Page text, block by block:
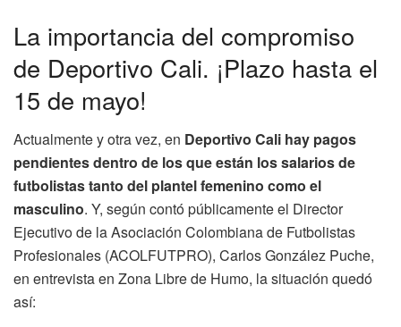
La importancia del compromiso
de Deportivo Cali. ¡Plazo hasta el
15 de mayo!
Actualmente y otra vez, en Deportivo Cali hay pagos
pendientes dentro de los que están los salarios de
futbolistas tanto del plantel femenino como el
masculino. Y, según contó públicamente el Director
Ejecutivo de la Asociación Colombiana de Futbolistas
Profesionales (ACOLFUTPRO), Carlos González Puche,
en entrevista en Zona Libre de Humo, la situación quedó
así: